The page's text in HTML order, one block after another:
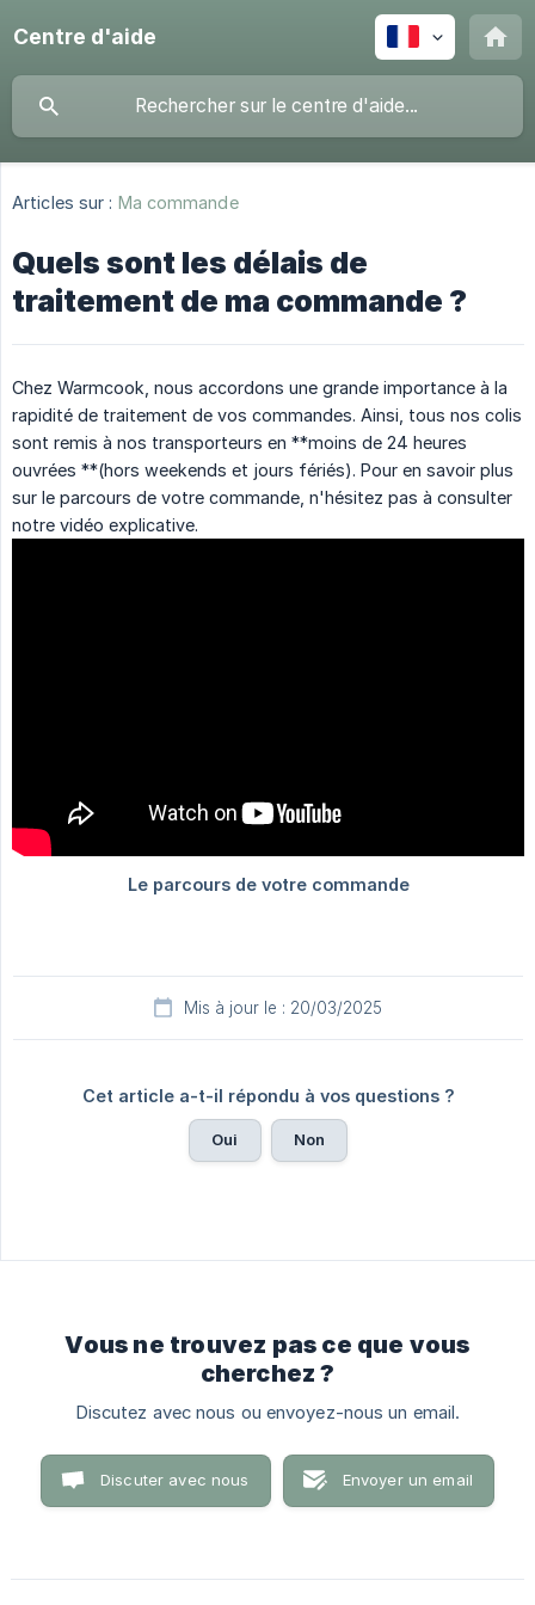
Centre d'aide
Articles sur : Ma commande
Quels sont les délais de
traitement de ma commande ?
Chez Warmcook, nous accordons une grande importance à la
rapidité de traitement de vos commandes. Ainsi, tous nos colis
sont remis à nos transporteurs en **moins de 24 heures
ouvrées **(hors weekends et jours fériés). Pour en savoir plus
sur le parcours de votre commande, n'hésitez pas à consulter
notre vidéo explicative.
Mis à jour le : 20/03/2025
Cet article a-t-il répondu à vos questions ?
Oui Non
Vous ne trouvez pas ce que vous
cherchez ?
Discutez avec nous ou envoyez-nous un email.
Discuter avec nous Envoyer un email